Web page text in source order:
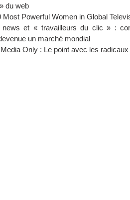
du web
Most Powerful Women in Global
news et « travailleurs du clic » :
un marché mondial
Only : Le point avec les radicaux